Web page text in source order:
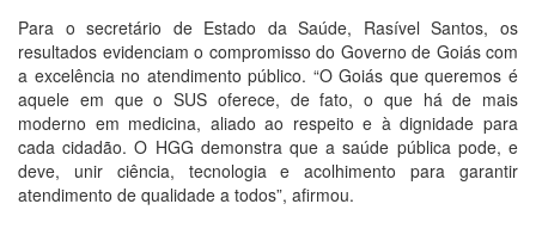
Para o secretário de Estado da Saúde, Rasível Santos, os
resultados evidenciam o compromisso do Governo de Goiás com
a excelência no atendimento público. “O Goiás que queremos é
aquele em que o SUS oferece, de fato, o que há de mais
moderno em medicina, aliado ao respeito e à dignidade para
cada cidadão. O HGG demonstra que a saúde pública pode, e
deve, unir ciência, tecnologia e acolhimento para garantir
atendimento de qualidade a todos”, afirmou.